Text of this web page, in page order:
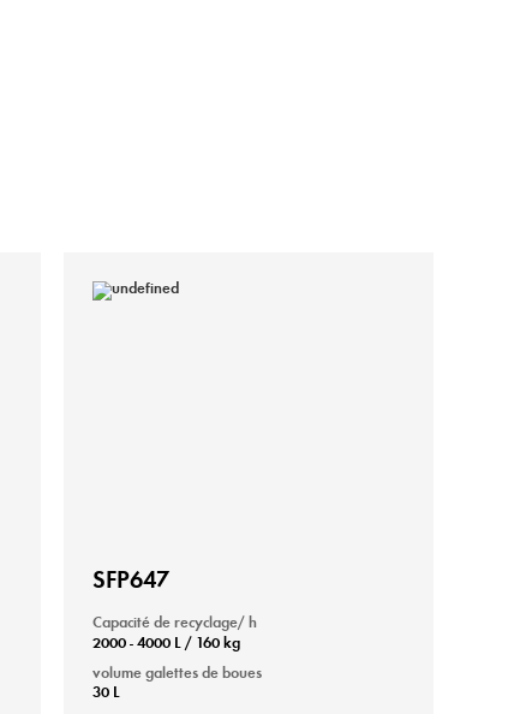
SFP647
Capacité de recyclage/ h
2000 - 4000 L / 160 kg
volume galettes de boues
30 L